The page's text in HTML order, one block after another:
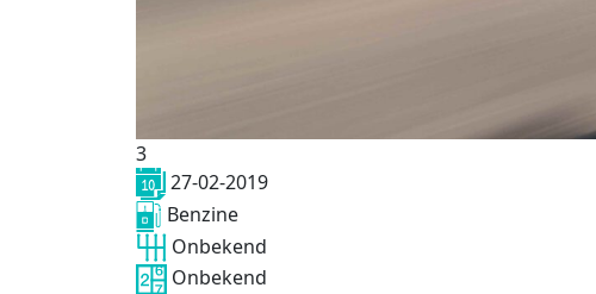
3
27-02-2019
Benzine
Onbekend
Onbekend